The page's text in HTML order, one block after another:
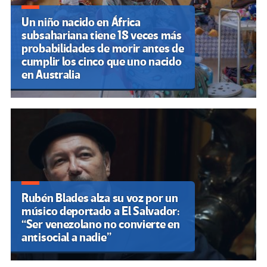
Un niño nacido en África
subsahariana tiene 18 veces más
probabilidades de morir antes de
cumplir los cinco que uno nacido
en Australia
Rubén Blades alza su voz por un
músico deportado a El Salvador:
“Ser venezolano no convierte en
antisocial a nadie”